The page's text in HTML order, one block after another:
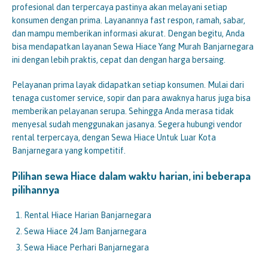
profesional dan terpercaya pastinya akan melayani setiap
konsumen dengan prima. Layanannya fast respon, ramah, sabar,
dan mampu memberikan informasi akurat. Dengan begitu, Anda
bisa mendapatkan layanan Sewa Hiace Yang Murah Banjarnegara
ini dengan lebih praktis, cepat dan dengan harga bersaing.
Pelayanan prima layak didapatkan setiap konsumen. Mulai dari
tenaga customer service, sopir dan para awaknya harus juga bisa
memberikan pelayanan serupa. Sehingga Anda merasa tidak
menyesal sudah menggunakan jasanya. Segera hubungi vendor
rental terpercaya, dengan Sewa Hiace Untuk Luar Kota
Banjarnegara yang kompetitif.
Pilihan sewa Hiace dalam waktu harian, ini beberapa
pilihannya
Rental Hiace Harian Banjarnegara
Sewa Hiace 24 Jam Banjarnegara
Sewa Hiace Perhari Banjarnegara